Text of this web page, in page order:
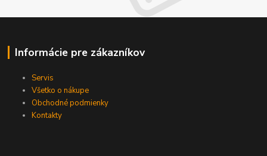
Informácie pre zákazníkov
Servis
Všetko o nákupe
Obchodné podmienky
Kontakty